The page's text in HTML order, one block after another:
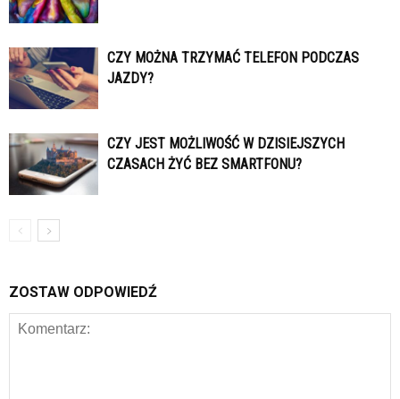
CZY MOŻNA TRZYMAĆ TELEFON PODCZAS
JAZDY?
CZY JEST MOŻLIWOŚĆ W DZISIEJSZYCH
CZASACH ŻYĆ BEZ SMARTFONU?
ZOSTAW ODPOWIEDŹ